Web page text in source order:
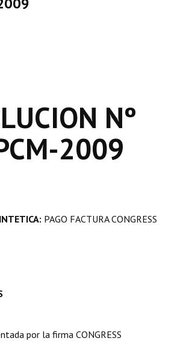
Nº
2009
PAGO FACTURA CONGRESS
por la firma CONGRESS